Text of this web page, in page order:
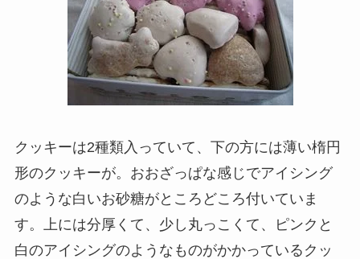
クッキーは2種類入っていて、下の方には薄い楕円
形のクッキーが。おおざっぱな感じでアイシング
のような白いお砂糖がところどころ付いていま
す。上には分厚くて、少し丸っこくて、ピンクと
白のアイシングのようなものがかかっているクッ